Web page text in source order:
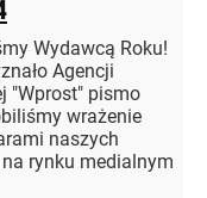
Wydawcą Roku!
Agencji
"Wprost" pismo
wrażenie
naszych
rynku medialnym